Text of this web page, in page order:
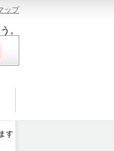
ップ
。
す